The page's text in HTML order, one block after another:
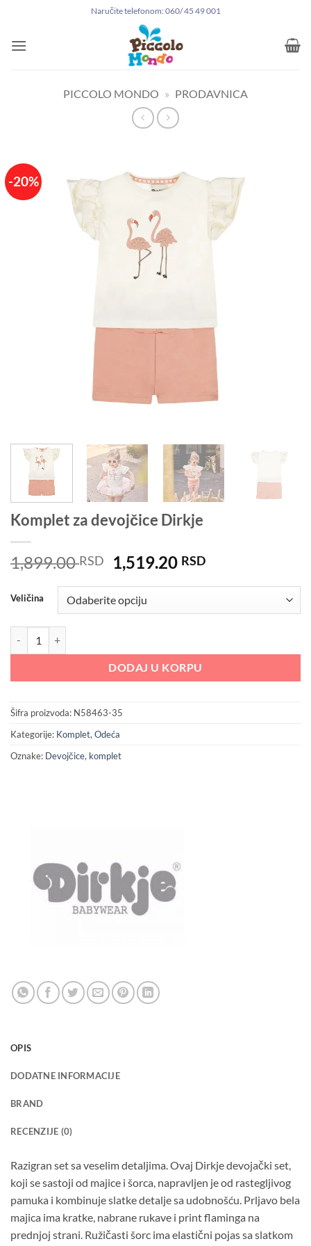
sadržaj
Naručite telefonom: 060/ 45 49 001
PICCOLO MONDO » PRODAVNICA
-20%
Komplet za devojčice Dirkje
1,899.00RSD
Originalna
cena
je
bila:
1,519.20 RSDTrenutna
1,519.20 RSD.
Veličina
DODAJ U KORPU
Šifra proizvoda: N58463-35
Kategorije: Komplet, Odeća
Oznake: Devojčice, komplet
OPIS
DODATNE INFORMACIJE
BRAND
RECENZIJE (0)
Razigran set sa veselim detaljima. Ovaj Dirkje devojački set,
koji se sastoji od majice i šorca, napravljen je od rastegljivog
pamuka i kombinuje slatke detalje sa udobnošću. Prljavo bela
majica ima kratke, nabrane rukave i print flaminga na
prednjoj strani. Ružičasti šorc ima elastični pojas sa slatkom